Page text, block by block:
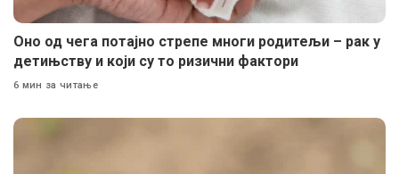
Оно од чега потајно стрепе многи родитељи – рак у
детињству и који су то ризични фактори
6 мин за читање